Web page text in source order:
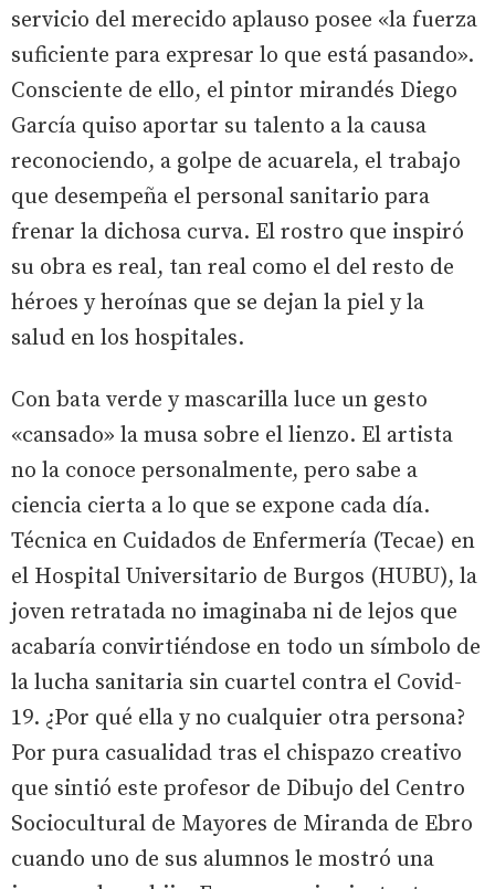
servicio del merecido aplauso posee «la fuerza
suficiente para expresar lo que está pasando».
Consciente de ello, el pintor mirandés Diego
García quiso aportar su talento a la causa
reconociendo, a golpe de acuarela, el trabajo
que desempeña el personal sanitario para
frenar la dichosa curva. El rostro que inspiró
su obra es real, tan real como el del resto de
héroes y heroínas que se dejan la piel y la
salud en los hospitales.
Con bata verde y mascarilla luce un gesto
«cansado» la musa sobre el lienzo. El artista
no la conoce personalmente, pero sabe a
ciencia cierta a lo que se expone cada día.
Técnica en Cuidados de Enfermería (Tecae) en
el Hospital Universitario de Burgos (HUBU), la
joven retratada no imaginaba ni de lejos que
acabaría convirtiéndose en todo un símbolo de
la lucha sanitaria sin cuartel contra el Covid-
19. ¿Por qué ella y no cualquier otra persona?
Por pura casualidad tras el chispazo creativo
que sintió este profesor de Dibujo del Centro
Sociocultural de Mayores de Miranda de Ebro
cuando uno de sus alumnos le mostró una